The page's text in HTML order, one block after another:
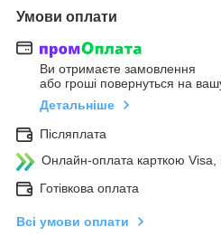
Умови оплати
Ви отримаєте замовлення
або гроші повернуться на
Детальніше
Післяплата
Онлайн-оплата карткою
Готівкова оплата
Всі умови оплати